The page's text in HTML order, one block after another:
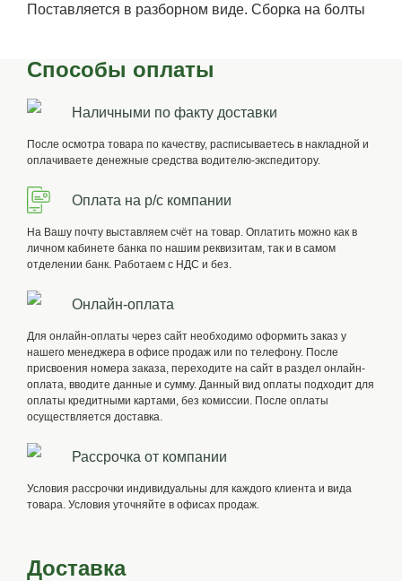
Поставляется в разборном виде. Сборка на болты
Способы оплаты
Наличными по факту доставки
После осмотра товара по качеству, расписываетесь в накладной и
оплачиваете денежные средства водителю-экспедитору.
Оплата на р/с компании
На Вашу почту выставляем счёт на товар. Оплатить можно как в
личном кабинете банка по нашим реквизитам, так и в самом
отделении банк. Работаем с НДС и без.
Онлайн-оплата
Для онлайн-оплаты через сайт необходимо оформить заказ у
нашего менеджера в офисе продаж или по телефону. После
присвоения номера заказа, переходите на сайт в раздел онлайн-
оплата, вводите данные и сумму. Данный вид оплаты подходит для
оплаты кредитными картами, без комиссии. После оплаты
осуществляется доставка.
Рассрочка от компании
Условия рассрочки индивидуальны для каждого клиента и вида
товара. Условия уточняйте в офисах продаж.
Доставка